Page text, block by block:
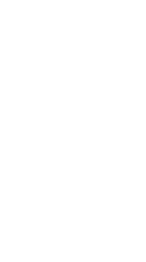
plattformen
og
programmer og